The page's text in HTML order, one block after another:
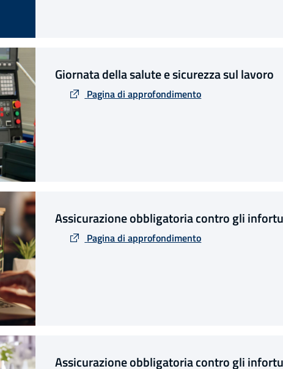
Giornata della salute e sicurezza sul lavoro
Pagina di approfondimento
Assicurazione obbligatoria contro gli
Pagina di approfondimento
Assicurazione obbligatoria contro gli